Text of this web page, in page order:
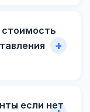
если нет